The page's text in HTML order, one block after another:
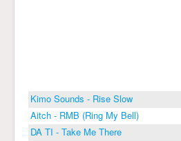
Kimo Sounds - Rise Slow
Aitch - RMB (Ring My Bell)
DA TI - Take Me There